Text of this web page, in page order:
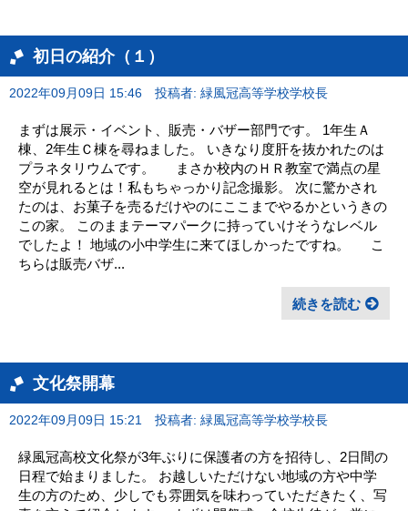
初日の紹介（１）
2022年09月09日 15:46 投稿者: 緑風冠高等学校学校長
まずは展示・イベント、販売・バザー部門です。 1年生Ａ
棟、2年生Ｃ棟を尋ねました。 いきなり度肝を抜かれたのは
プラネタリウムです。 まさか校内のＨＲ教室で満点の星
空が見れるとは！私もちゃっかり記念撮影。 次に驚かされ
たのは、お菓子を売るだけやのにここまでやるかというきの
この家。 このままテーマパークに持っていけそうなレベル
でしたよ！ 地域の小中学生に来てほしかったですね。 こ
ちらは販売バザ...
続きを読む
文化祭開幕
2022年09月09日 15:21 投稿者: 緑風冠高等学校学校長
緑風冠高校文化祭が3年ぶりに保護者の方を招待し、2日間の
日程で始まりました。 お越しいただけない地域の方や中学
生の方のため、少しでも雰囲気を味わっていただきたく、写